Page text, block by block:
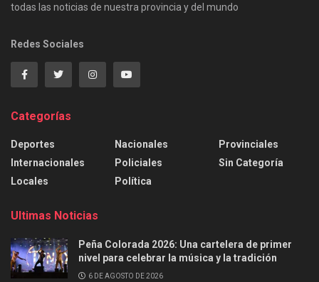
todas las noticias de nuestra provincia y del mundo
Redes Sociales
Categorías
Deportes
Internacionales
Locales
Nacionales
Policiales
Política
Provinciales
Sin Categoría
Ultimas Noticias
Peña Colorada 2026: Una cartelera de primer
nivel para celebrar la música y la tradición
6 DE AGOSTO DE 2026